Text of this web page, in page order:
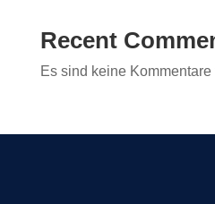
Recent
Es sind keine